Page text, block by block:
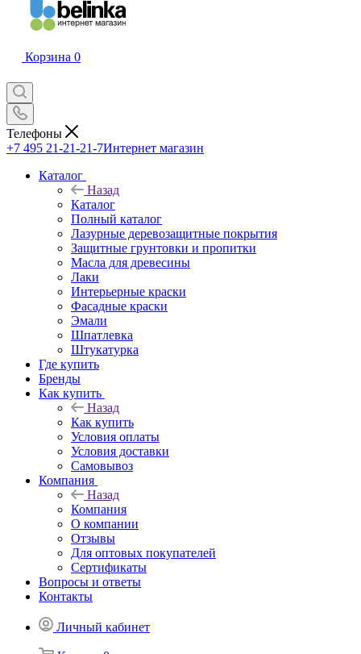
Корзина 0
Телефоны
+7 495 21-21-21-7Интернет магазин
Каталог
Назад
Каталог
Полный каталог
Лазурные деревозащитные покрытия
Защитные грунтовки и пропитки
Масла для древесины
Лаки
Интерьерные краски
Фасадные краски
Эмали
Шпатлевка
Штукатурка
Где купить
Бренды
Как купить
Назад
Как купить
Условия оплаты
Условия доставки
Самовывоз
Компания
Назад
Компания
О компании
Отзывы
Для оптовых покупателей
Сертификаты
Вопросы и ответы
Контакты
Личный кабинет